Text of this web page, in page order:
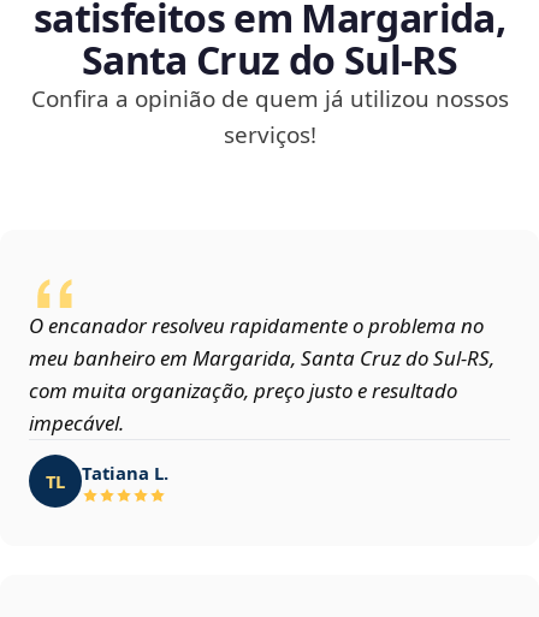
satisfeitos em Margarida,
Santa Cruz do Sul‑RS
Confira a opinião de quem já utilizou nossos
serviços!
O encanador resolveu rapidamente o problema no
meu banheiro em Margarida, Santa Cruz do Sul‑RS,
com muita organização, preço justo e resultado
impecável.
TL Tatiana L.